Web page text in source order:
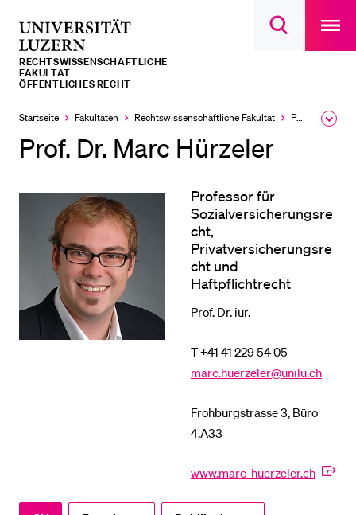
Suchdialog
main
RECHTS­­WISSENSCHAFTLICHE
FAKULTÄT
ÖFFENTLICHES RECHT
Startseite Fakultäten Rechtswissenschaftliche Fakultät Professuren
Prof. Dr. Marc Hürzeler
Professor für
Sozialversicherungsre
cht,
Privatversicherungsre
cht und
Haftpflichtrecht
Prof. Dr. iur.
T +41 41 229 54 05
marc.huerzeler@unilu.ch
Frohburgstrasse 3, Büro
4.A33
www.marc-huerzeler.ch
LETZTE SUCHEN
Sie haben noch keine Suche getätigt.
Schulklassen und Lehrpersonen
Studierende
Forschende
Mitarbeitende
Alumni
Stellensuchende
Förderer